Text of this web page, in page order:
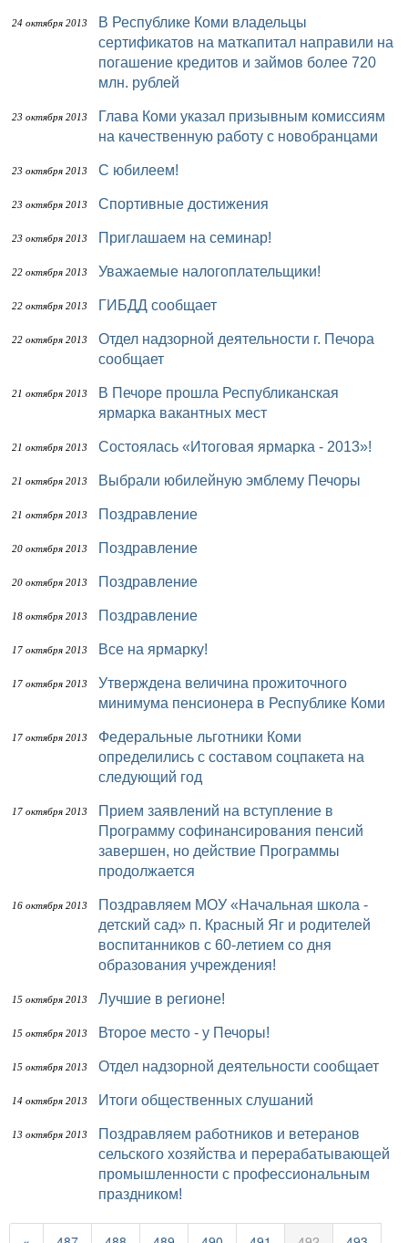
24 октября 2013
В Республике Коми владельцы
сертификатов на маткапитал направили на
погашение кредитов и займов более 720
млн. рублей
23 октября 2013
Глава Коми указал призывным комиссиям
на качественную работу с новобранцами
23 октября 2013 С юбилеем!
23 октября 2013 Спортивные достижения
23 октября 2013 Приглашаем на семинар!
22 октября 2013 Уважаемые налогоплательщики!
22 октября 2013 ГИБДД сообщает
22 октября 2013
Отдел надзорной деятельности г. Печора
сообщает
21 октября 2013
В Печоре прошла Республиканская
ярмарка вакантных мест
21 октября 2013 Состоялась «Итоговая ярмарка - 2013»!
21 октября 2013 Выбрали юбилейную эмблему Печоры
21 октября 2013 Поздравление
20 октября 2013 Поздравление
20 октября 2013 Поздравление
18 октября 2013 Поздравление
17 октября 2013 Все на ярмарку!
17 октября 2013
Утверждена величина прожиточного
минимума пенсионера в Республике Коми
17 октября 2013
Федеральные льготники Коми
определились с составом соцпакета на
следующий год
17 октября 2013
Прием заявлений на вступление в
Программу софинансирования пенсий
завершен, но действие Программы
продолжается
16 октября 2013
Поздравляем МОУ «Начальная школа -
детский сад» п. Красный Яг и родителей
воспитанников с 60-летием со дня
образования учреждения!
15 октября 2013 Лучшие в регионе!
15 октября 2013 Второе место - у Печоры!
15 октября 2013 Отдел надзорной деятельности сообщает
14 октября 2013 Итоги общественных слушаний
13 октября 2013
Поздравляем работников и ветеранов
сельского хозяйства и перерабатывающей
промышленности с профессиональным
праздником!